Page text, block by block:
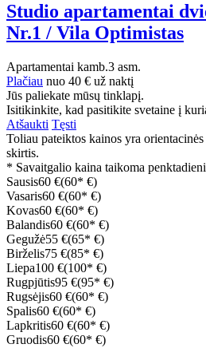
Studio apartamentai
Nr.1 / Vila Optimistas
Apartamentai kamb.3 asm.
Plačiau nuo 40 € už naktį
Jūs paliekate mūsų tinklapį.
Isitikinkite, kad pasitikite svetaine į
Atšaukti Tęsti
Toliau pateiktos kainos yra
skirtis.
* Savaitgalio kaina taikoma
Sausis60 €(60* €)
Vasaris60 €(60* €)
Kovas60 €(60* €)
Balandis60 €(60* €)
Gegužė55 €(65* €)
Birželis75 €(85* €)
Liepa100 €(100* €)
Rugpjūtis95 €(95* €)
Rugsėjis60 €(60* €)
Spalis60 €(60* €)
Lapkritis60 €(60* €)
Gruodis60 €(60* €)